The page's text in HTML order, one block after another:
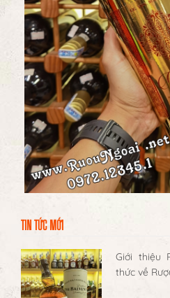
TIN TỨC MỚI
Giới thiệu
thức về